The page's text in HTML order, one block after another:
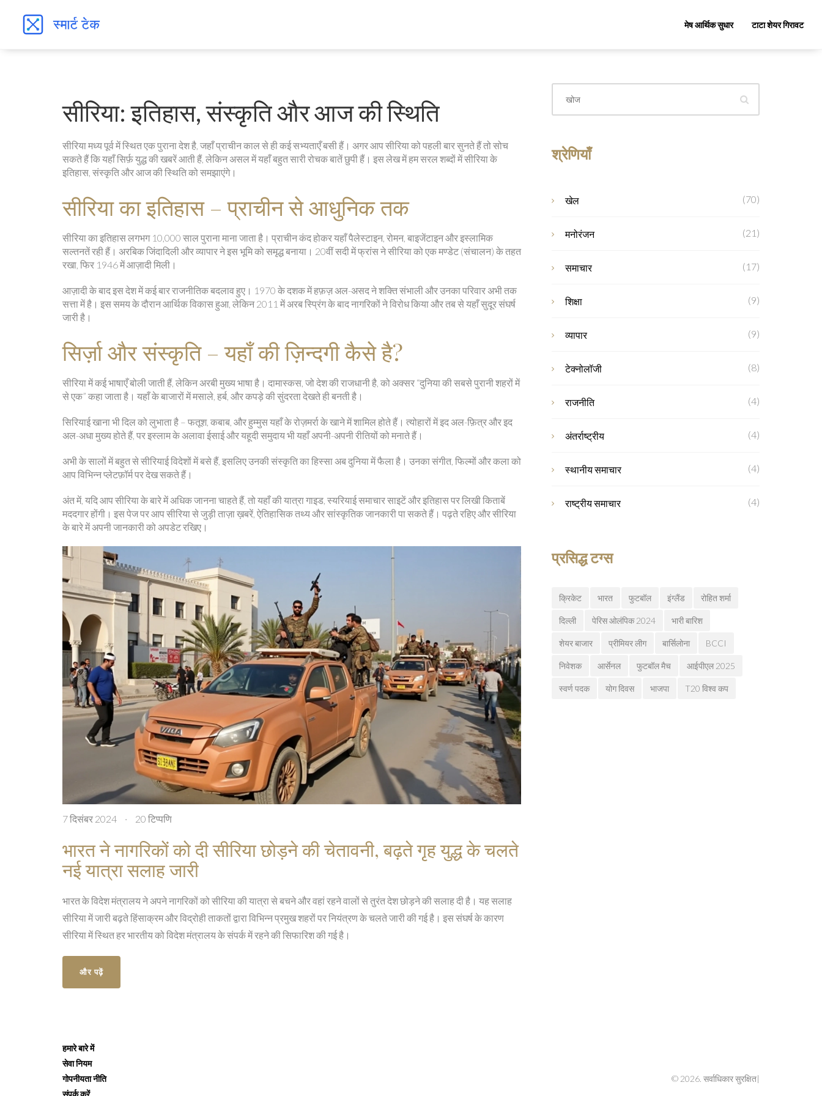
मेष आर्थिक सुधार टाटा शेयर गिरावट
सीरिया: इतिहास, संस्कृति और आज की स्थिति
सीरिया मध्य पूर्व में स्थित एक पुराना देश है, जहाँ प्राचीन काल से ही कई सभ्यताएँ बसी हैं। अगर आप सीरिया को पहली बार सुनते हैं तो सोच
सकते हैं कि यहाँ सिर्फ़ युद्ध की खबरें आती हैं, लेकिन असल में यहाँ बहुत सारी रोचक बातें छुपी हैं। इस लेख में हम सरल शब्दों में सीरिया के
इतिहास, संस्कृति और आज की स्थिति को समझाएंगे।
सीरिया का इतिहास – प्राचीन से आधुनिक तक
सीरिया का इतिहास लगभग 10,000 साल पुराना माना जाता है। प्राचीन कंद होकर यहाँ पैलेस्टाइन, रोमन, बाइजेंटाइन और इस्लामिक
सल्तनतें रही हैं। अरबिक जिंदादिली और व्यापार ने इस भूमि को समृद्ध बनाया। 20वीं सदी में फ्रांस ने सीरिया को एक मण्डेट (संचालन) के तहत
रखा, फिर 1946 में आज़ादी मिली।
आज़ादी के बाद इस देश में कई बार राजनीतिक बदलाव हुए। 1970 के दशक में हफ़ज़ अल-असद ने शक्ति संभाली और उनका परिवार अभी तक
सत्ता में है। इस समय के दौरान आर्थिक विकास हुआ, लेकिन 2011 में अरब स्प्रिंग के बाद नागरिकों ने विरोध किया और तब से यहाँ सुदूर संघर्ष
जारी है।
सिर्ज़ा और संस्कृति – यहाँ की ज़िन्दगी कैसे है?
सीरिया में कई भाषाएँ बोली जाती हैं, लेकिन अरबी मुख्य भाषा है। दामास्कस, जो देश की राजधानी है, को अक्सर “दुनिया की सबसे पुरानी शहरों में
से एक” कहा जाता है। यहाँ के बाजारों में मसाले, हर्ब, और कपड़े की सुंदरता देखते ही बनती है।
सिरियाई खाना भी दिल को लुभाता है – फतूश, कबाब, और हुम्मुस यहाँ के रोज़मर्रा के खाने में शामिल होते हैं। त्योहारों में इद अल-फ़ित्र और इद
अल-अधा मुख्य होते हैं, पर इस्लाम के अलावा ईसाई और यहूदी समुदाय भी यहाँ अपनी-अपनी रीतियों को मनाते हैं।
अभी के सालों में बहुत से सीरियाई विदेशों में बसे हैं, इसलिए उनकी संस्कृति का हिस्सा अब दुनिया में फैला है। उनका संगीत, फिल्मों और कला को
आप विभिन्न प्लेटफ़ॉर्म पर देख सकते हैं।
अंत में, यदि आप सीरिया के बारे में अधिक जानना चाहते हैं, तो यहाँ की यात्रा गाइड, स्यरियाई समाचार साइटें और इतिहास पर लिखी किताबें
मददगार होंगी। इस पेज पर आप सीरिया से जुड़ी ताज़ा ख़बरें, ऐतिहासिक तथ्य और सांस्कृतिक जानकारी पा सकते हैं। पढ़ते रहिए और सीरिया
के बारे में अपनी जानकारी को अपडेट रखिए।
7 दिसंबर 2024 · 20 टिप्पणि
भारत ने नागरिकों को दी सीरिया छोड़ने की चेतावनी, बढ़ते गृह युद्ध के चलते
नई यात्रा सलाह जारी
भारत के विदेश मंत्रालय ने अपने नागरिकों को सीरिया की यात्रा से बचने और वहां रहने वालों से तुरंत देश छोड़ने की सलाह दी है। यह सलाह
सीरिया में जारी बढ़ते हिंसाक्रम और विद्रोही ताकतों द्वारा विभिन्न प्रमुख शहरों पर नियंत्रण के चलते जारी की गई है। इस संघर्ष के कारण
सीरिया में स्थित हर भारतीय को विदेश मंत्रालय के संपर्क में रहने की सिफारिश की गई है।
और पढ़ें
श्रेणियाँ
खेल (70)
मनोरंजन (21)
समाचार (17)
शिक्षा (9)
व्यापार (9)
टेक्नोलॉजी (8)
राजनीति (4)
अंतर्राष्ट्रीय (4)
स्थानीय समाचार (4)
राष्ट्रीय समाचार (4)
प्रसिद्ध टग्स
क्रिकेट भारत फुटबॉल इंग्लैंड रोहित शर्मा
दिल्ली पेरिस ओलंपिक 2024 भारी बारिश
शेयर बाजार प्रीमियर लीग बार्सिलोना BCCI
निवेशक आर्सेनल फुटबॉल मैच आईपीएल 2025
स्वर्ण पदक योग दिवस भाजपा T20 विश्व कप
हमारे बारे में
सेवा नियम
गोपनीयता नीति
संपर्क करें
© 2026. सर्वाधिकार सुरक्षित|